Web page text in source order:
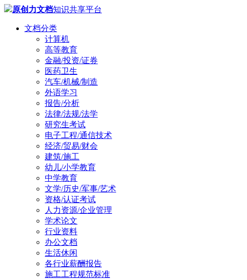
原创力文档知识共享平台
文档分类
计算机
高等教育
金融/投资/证券
医药卫生
汽车/机械/制造
外语学习
报告/分析
法律/法规/法学
研究生考试
电子工程/通信技术
经济/贸易/财会
建筑/施工
幼儿/小学教育
中学教育
文学/历史/军事/艺术
资格/认证考试
人力资源/企业管理
学术论文
行业资料
办公文档
生活休闲
各行业薪酬报告
施工工程规范标准